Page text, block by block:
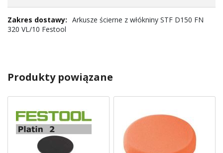
Arkusze ścierne z włókniny STF D150 FN
320 VL/10 Festool
Produkty powiązane